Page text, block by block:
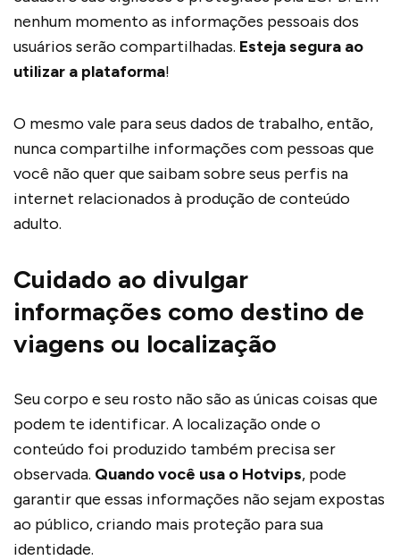
nenhum momento as informações pessoais dos
usuários serão compartilhadas. Esteja segura ao
utilizar a plataforma!
O mesmo vale para seus dados de trabalho, então,
nunca compartilhe informações com pessoas que
você não quer que saibam sobre seus perfis na
internet relacionados à produção de conteúdo
adulto.
Cuidado ao divulgar
informações como destino de
viagens ou localização
Seu corpo e seu rosto não são as únicas coisas que
podem te identificar. A localização onde o
conteúdo foi produzido também precisa ser
observada. Quando você usa o Hotvips, pode
garantir que essas informações não sejam expostas
ao público, criando mais proteção para sua
identidade.